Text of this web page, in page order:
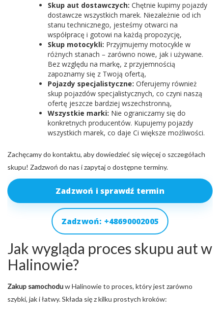
Skup aut dostawczych: Chętnie kupimy pojazdy
dostawcze wszystkich marek. Niezależnie od ich
stanu technicznego, jesteśmy otwarci na
współpracę i gotowi na każdą propozycję,
Skup motocykli: Przyjmujemy motocykle w
różnych stanach – zarówno nowe, jak i używane.
Bez względu na markę, z przyjemnością
zapoznamy się z Twoją ofertą,
Pojazdy specjalistyczne: Oferujemy również
skup pojazdów specjalistycznych, co czyni naszą
ofertę jeszcze bardziej wszechstronną,
Wszystkie marki: Nie ograniczamy się do
konkretnych producentów. Kupujemy pojazdy
wszystkich marek, co daje Ci większe możliwości.
Zachęcamy do kontaktu, aby dowiedzieć się więcej o szczegółach
skupu! Zadzwoń do nas i zapytaj o dostępne terminy.
Zadzwoń i sprawdź termin
Zadzwoń: +48690002005
Jak wygląda proces skupu aut w
Halinowie?
Zakup samochoduw Halinowie to proces, który jest zarówno
szybki, jak i łatwy. Składa się z kilku prostych kroków: